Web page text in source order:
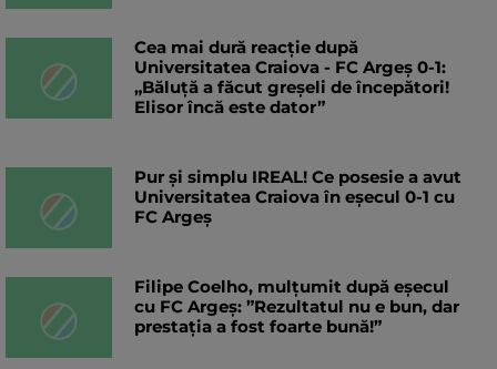
Cea mai dură reacție după
Universitatea Craiova - FC Argeș 0-1:
„Băluță a făcut greșeli de începători!
Elisor încă este dator”
Pur și simplu IREAL! Ce posesie a avut
Universitatea Craiova în eșecul 0-1 cu
FC Argeș
Filipe Coelho, mulțumit după eșecul
cu FC Argeș: ”Rezultatul nu e bun, dar
prestația a fost foarte bună!”